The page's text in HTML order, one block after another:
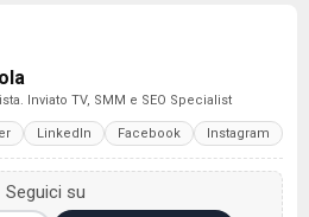
Inviato TV, SMM e SEO Specialist
LinkedIn Facebook Instagram
Seguici su